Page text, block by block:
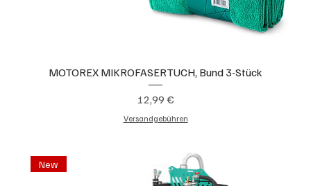
MOTOREX MIKROFASERTUCH, Bund 3-Stück
Preis
12,99 €
Versandgebühren
New